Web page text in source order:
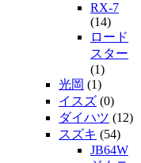
RX-7
(14)
ロード
スター
(1)
光岡 (1)
イスズ (0)
ダイハツ (12)
スズキ (54)
JB64W